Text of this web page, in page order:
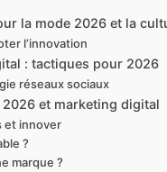
la mode 2026 et la
l’innovation
: tactiques pour 2026
réseaux sociaux
et marketing digital
et innover
?
marque ?